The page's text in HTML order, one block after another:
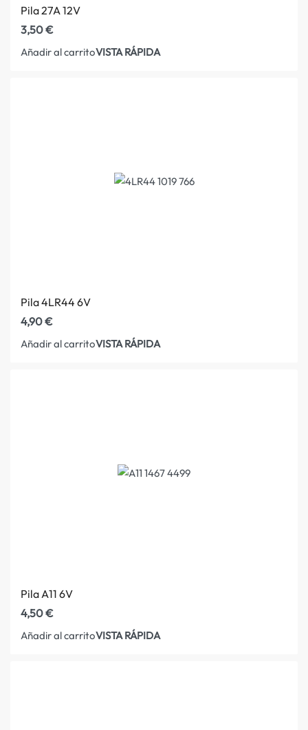
Pila 27A 12V
3,50€
Añadir al carritoVISTA RÁPIDA
Pila 4LR44 6V
4,90€
Añadir al carritoVISTA RÁPIDA
Pila A11 6V
4,50€
Añadir al carritoVISTA RÁPIDA